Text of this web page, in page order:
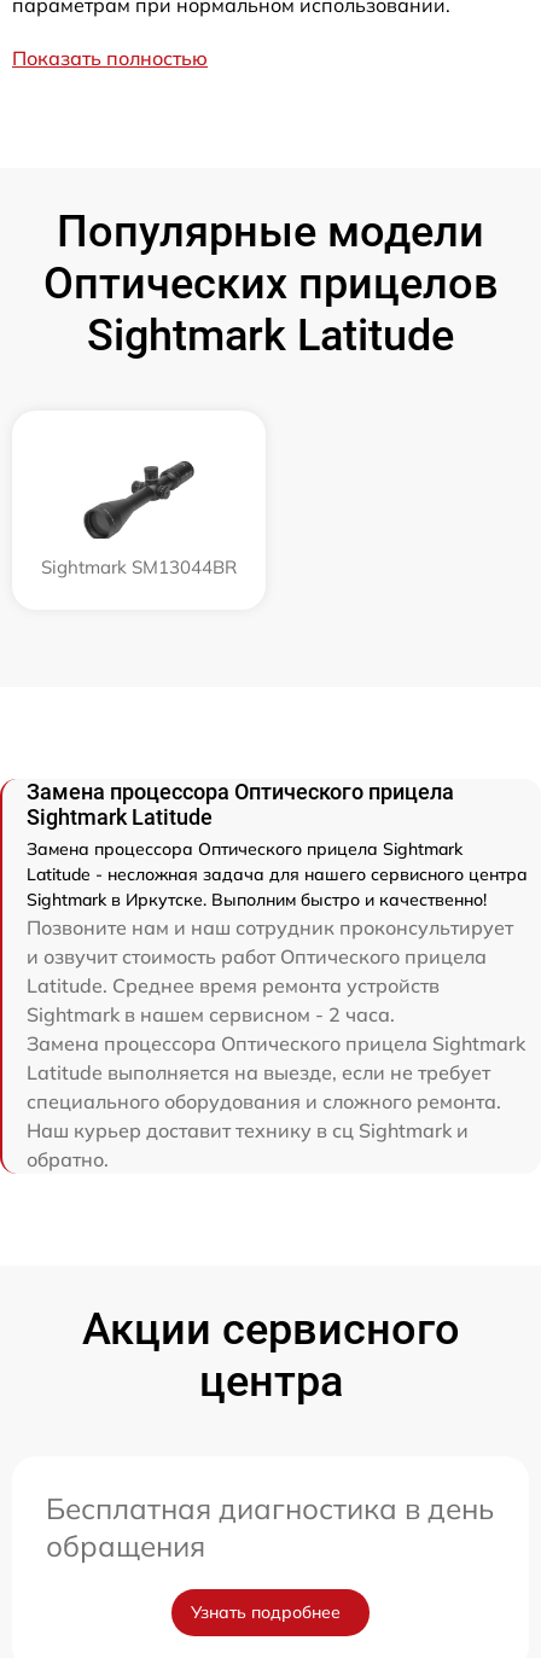
параметрам при нормальном использовании.
Показать полностью
Популярные модели
Оптических прицелов
Sightmark Latitude
Sightmark SM13044BR
Замена процессора Оптического прицела
Sightmark Latitude
Замена процессора Оптического прицела Sightmark
Latitude - несложная задача для нашего сервисного центра
Sightmark в Иркутске. Выполним быстро и качественно!
Позвоните нам и наш сотрудник проконсультирует
и озвучит стоимость работ Оптического прицела
Latitude. Среднее время ремонта устройств
Sightmark в нашем сервисном - 2 часа.
Замена процессора Оптического прицела Sightmark
Latitude выполняется на выезде, если не требует
специального оборудования и сложного ремонта.
Наш курьер доставит технику в сц Sightmark и
обратно.
Акции сервисного
центра
Бесплатная диагностика в день
обращения
Узнать подробнее